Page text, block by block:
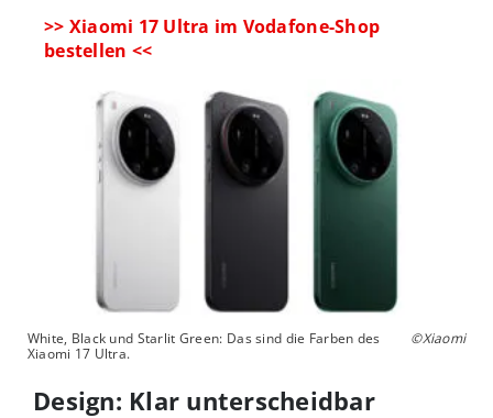
>> Xiaomi 17 Ultra im Vodafone-Shop
bestellen <<
White, Black und Starlit Green: Das sind die Farben des
Xiaomi 17 Ultra.
©Xiaomi
Design: Klar unterscheidbar